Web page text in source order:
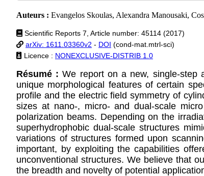
Auteurs : Evangelos Skoulas, Alexandra Manousaki,
Scientific Reports 7, Article number: 45114 (2017)
arXiv: 1611.03360v2 - DOI (cond-mat.mtrl-sci)
Licence : NONEXCLUSIVE-DISTRIB 1.0
Résumé : We report on a new, single-step
unique morphological features of certain
profile and the electric field symmetry of
sizes at nano-, micro- and dual-scale
polarization beams. Depending on the
superhydrophobic dual-scale structures
variations of structures formed upon
important, by exploiting the capabilities
unconventional structures. We believe that
the breadth and novelty of potential